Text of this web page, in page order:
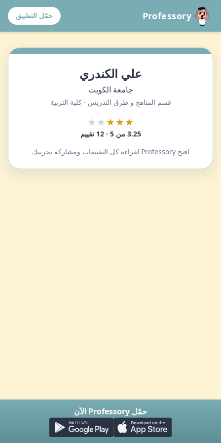
Professory حمّل التطبيق
علي الكندري
جامعة الكويت
قسم المناهج و طرق التدريس · كلية التربية
★★★
★★
3.25 من 5 · 12 تقييم
افتح Professory لقراءة كل التقييمات ومشاركة تجربتك
حمّل Professory الآن